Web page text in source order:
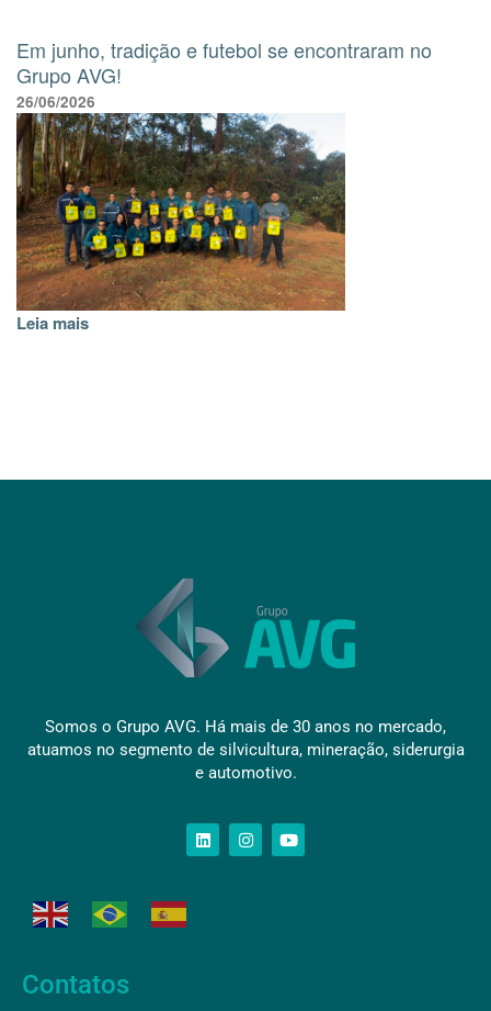
Em junho, tradição e futebol se encontraram no
Grupo AVG!
26/06/2026
Leia mais
Somos o Grupo AVG. Há mais de 30 anos no mercado,
atuamos no segmento de silvicultura, mineração, siderurgia
e automotivo.
Contatos